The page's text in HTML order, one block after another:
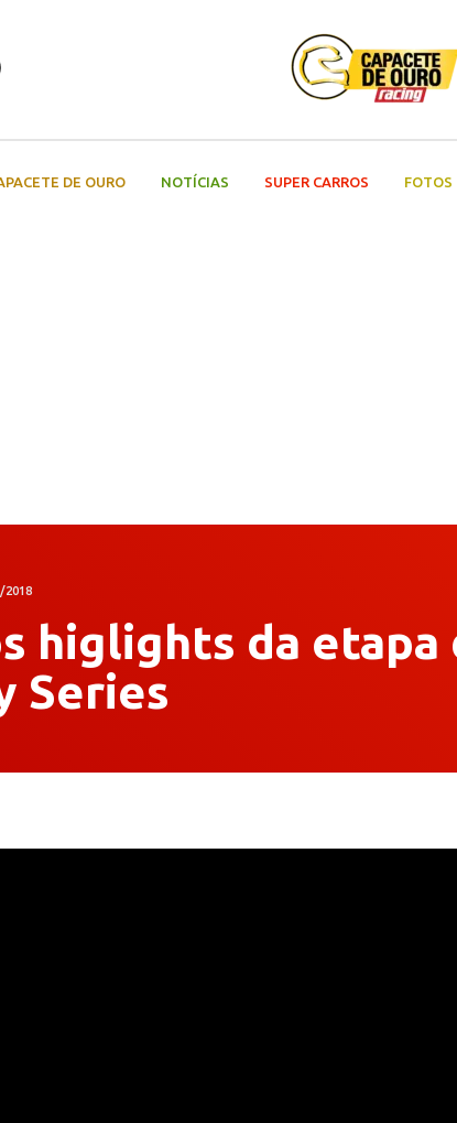
DE OURO NOTÍCIAS SUPER CARROS FOTOS
2018
higlights da etapa
Series